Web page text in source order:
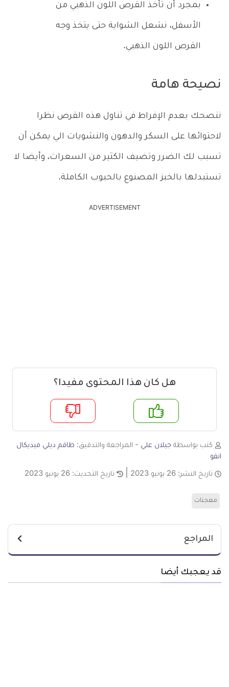
بمجرد أن تأخذ القرص اللون الذهبي من
الأسفل، نشعل الشواية حتى يتخذ وجه
القرص اللون الذهبي.
نصيحة هامة
ننصحك بعدم الإفراط في تناول هذه القرص نظرا
لاحتوائها على السكر والدهون والنشويات الي يمكن أن
تسبب لك الضرر وتضيف الكثير من السعرات، وأيضا لا
تستبدلها بالخبز المصنوع بالحبوب الكاملة.
ADVERTISEMENT
هل كان هذا المحتوى مفيدا؟
لا
كتب بواسطة جيلان علي - المراجعة والتدقيق: طاقم ديلي ميديكال
انفو
تاريخ النشر: 26 يونيو 2023 تاريخ التحديث: 26 يونيو 2023
معجنات
المراجع
قد يعجبك أيضا